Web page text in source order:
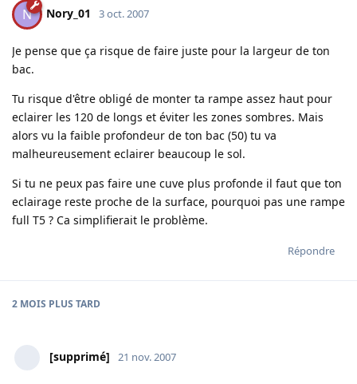
N Nory_01 3 oct. 2007
Je pense que ça risque de faire juste pour la largeur de ton
bac.
Tu risque d'être obligé de monter ta rampe assez haut pour
eclairer les 120 de longs et éviter les zones sombres. Mais
alors vu la faible profondeur de ton bac (50) tu va
malheureusement eclairer beaucoup le sol.
Si tu ne peux pas faire une cuve plus profonde il faut que ton
eclairage reste proche de la surface, pourquoi pas une rampe
full T5 ? Ca simplifierait le problème.
Répondre
2 MOIS PLUS TARD
[supprimé] 21 nov. 2007